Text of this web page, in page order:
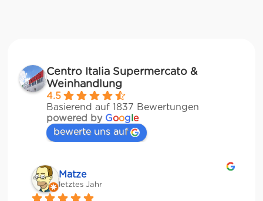
Centro Italia Supermercato &
Weinhandlung
4.5
Basierend auf 1837 Bewertungen
powered by Google
bewerte uns auf
Matze
letztes Jahr